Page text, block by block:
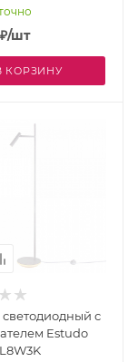
/шт
КОРЗИНУ
с
Estudo